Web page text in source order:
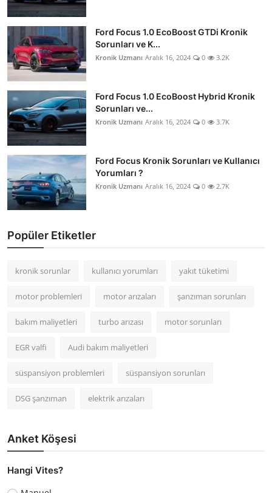
Ford Focus 1.0 EcoBoost GTDi Kronik
Sorunları ve K...
Kronik Uzmanı Aralık 16, 2024 0 3.2K
Ford Focus 1.0 EcoBoost Hybrid Kronik
Sorunları ve...
Kronik Uzmanı Aralık 16, 2024 0 3.7K
Ford Focus Kronik Sorunları ve Kullanıcı
Yorumları ?
Kronik Uzmanı Aralık 16, 2024 0 2.7K
Popüler Etiketler
kronik sorunlar kullanıcı yorumları yakıt tüketimi
motor problemleri motor arızaları şanzıman sorunları
bakım maliyetleri turbo arızası motor sorunları
EGR valfi Audi bakım maliyetleri
süspansiyon problemleri süspansiyon sorunları
DSG şanzıman elektrik arızaları
Anket Köşesi
Hangi Vites?